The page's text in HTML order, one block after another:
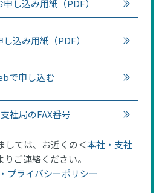
し込み用紙（PDF）
込み用紙（PDF）
で申し込む
社局のFAX番号
しては、お近くの＜本社・支社
ご連絡ください。
プライバシーポリシー